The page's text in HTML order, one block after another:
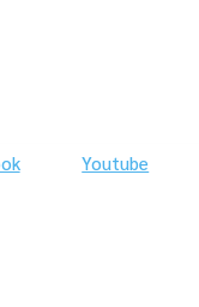
Youtube